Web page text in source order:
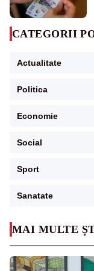
MAI MULTE
CATEGORII
Actualitate
Politica
Economie
Social
Sport
Sanatate